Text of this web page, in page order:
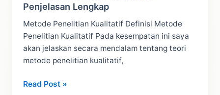
Penjelasan Lengkap
Metode Penelitian Kualitatif Definisi Metode
Penelitian Kualitatif Pada kesempatan ini saya
akan jelaskan secara mendalam tentang teori
metode penelitian kualitatif,
Penelitian
Read Post »